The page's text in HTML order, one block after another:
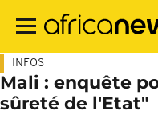
contenu
INFOS
Mali : enquête
sûreté de l'Etat"